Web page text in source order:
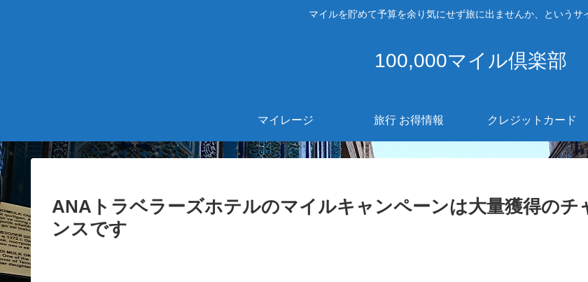
マイルを貯めて予算を余り気にせず旅に出ませんか、というサ
100,000マイル倶楽部
マイレージ 旅行 お得情報 クレジットカード
ANAトラベラーズホテルのマイルキャンペーンは大量獲得のチ
ンスです